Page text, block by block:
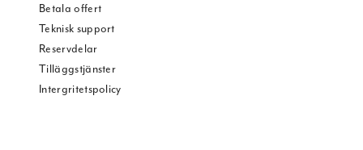
Betala offert
Teknisk support
Reservdelar
Tilläggstjänster
Intergritetspolicy